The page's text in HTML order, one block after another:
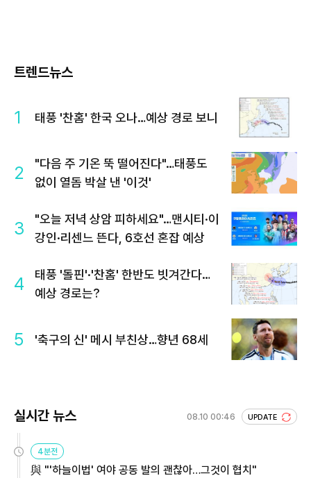
트렌드뉴스
1 태풍 '찬홈' 한국 오나…예상 경로 보니
2
"다음 주 기온 뚝 떨어진다"…태풍도
없이 열돔 박살 낸 '이것'
3
"오늘 저녁 상암 피하세요"…맨시티·이
강인·리센느 뜬다, 6호선 혼잡 예상
4
태풍 '돌핀'·'찬홈' 한반도 빗겨간다…
예상 경로는?
5 '축구의 신' 메시 부친상…향년 68세
실시간 뉴스 08.10 00:46 UPDATE
4분전
與 "'하늘이법' 여야 공동 발의 괜찮아…그것이 협치"